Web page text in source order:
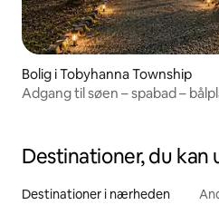
Bolig i Tobyhanna Township
Adgang til søen – spabad –
Destinationer, du kan
Destinationer i nærheden